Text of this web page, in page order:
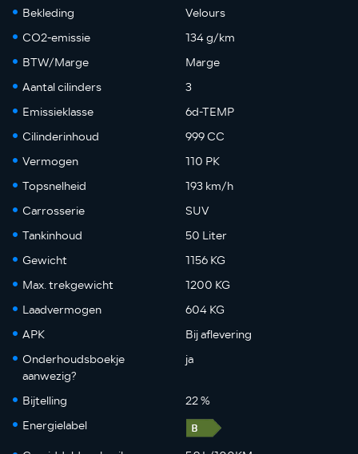
Bekleding
Velours
CO2-emissie
134 g/km
BTW/Marge
Marge
Aantal cilinders
3
Emissieklasse
6d-TEMP
Cilinderinhoud
999 CC
Vermogen
110 PK
Topsnelheid
193 km/h
Carrosserie
SUV
Tankinhoud
50 Liter
Gewicht
1156 KG
Max. trekgewicht
1200 KG
Laadvermogen
604 KG
APK
Bij aflevering
Onderhoudsboekje
aanwezig?
ja
Bijtelling
22 %
Energielabel